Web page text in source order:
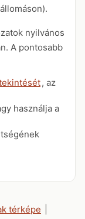
nyilvános
A pontosabb
, az
használja a
térképe